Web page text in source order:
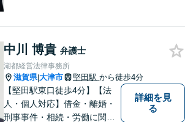
中川 博貴 弁護士
湖都経営法律事務所
滋賀県|大津市 堅田駅 から徒歩4分
【堅田駅東口徒歩4分】【法
人・個人対応】借金・離婚・
刑事事件・相続・労働に関す
詳細を見
る